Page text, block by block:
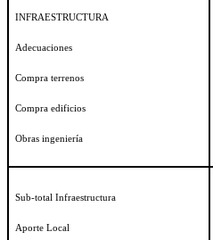
INFRAESTRUCTURA
Adecuaciones
Compra terrenos
Compra edificios
Obras ingeniería
Sub-total Infraestructura
Aporte Local